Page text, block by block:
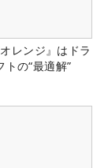
レンジ』はドラ
トの“最適解”